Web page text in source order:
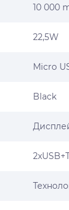
10 000
22,5W
Micro
Black